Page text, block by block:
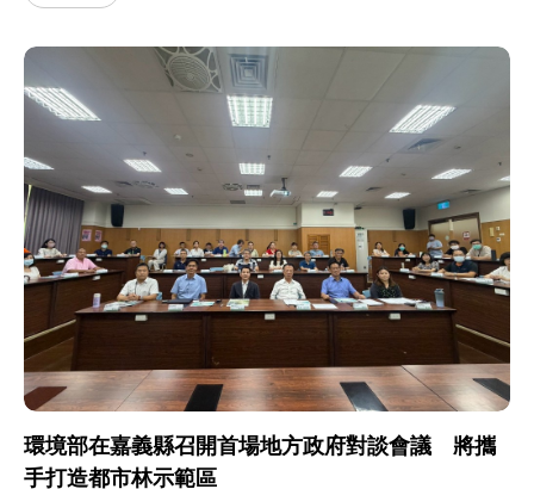
環境部在嘉義縣召開首場地方政府對談會議 將攜
手打造都市林示範區